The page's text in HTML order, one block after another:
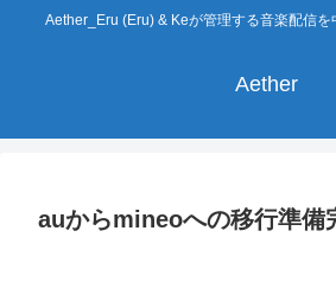
Aether_Eru (Eru) & Keが管理する音楽配信を
Aether
auからmineoへの移行準備